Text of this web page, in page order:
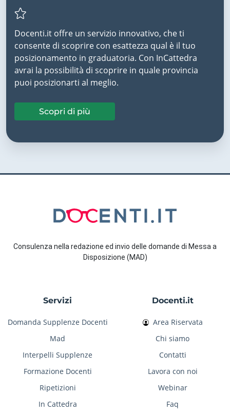
Docenti.it offre un servizio innovativo, che ti
consente di scoprire con esattezza qual è il tuo
posizionamento in graduatoria. Con InCattedra
avrai la possibilità di scoprire in quale provincia
puoi posizionarti al meglio.
Scopri di più
Consulenza nella redazione ed invio delle domande di Messa a
Disposizione (MAD)
Servizi
Domanda Supplenze Docenti
Mad
Interpelli Supplenze
Formazione Docenti
Ripetizioni
In Cattedra
Docenti.it
Area Riservata
Chi siamo
Contatti
Lavora con noi
Webinar
Faq